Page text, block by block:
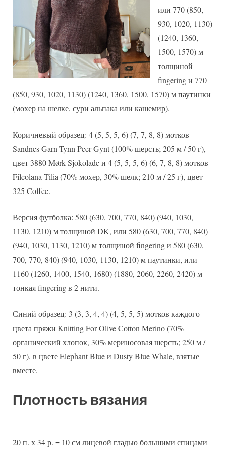
или 770 (850,
930, 1020, 1130)
(1240, 1360,
1500, 1570) м
толщиной
fingering и 770
(850, 930, 1020, 1130) (1240, 1360, 1500, 1570) м паутинки
(мохер на шелке, сури альпака или кашемир).
Коричневый образец: 4 (5, 5, 5, 6) (7, 7, 8, 8) мотков
Sandnes Garn Tynn Peer Gynt (100% шерсть; 205 м / 50 г),
цвет 3880 Mørk Sjokolade и 4 (5, 5, 5, 6) (6, 7, 8, 8) мотков
Filcolana Tilia (70% мохер, 30% шелк; 210 м / 25 г), цвет
325 Coffee.
Версия футболка: 580 (630, 700, 770, 840) (940, 1030,
1130, 1210) м толщиной DK, или 580 (630, 700, 770, 840)
(940, 1030, 1130, 1210) м толщиной fingering и 580 (630,
700, 770, 840) (940, 1030, 1130, 1210) м паутинки, или
1160 (1260, 1400, 1540, 1680) (1880, 2060, 2260, 2420) м
тонкая fingering в 2 нити.
Синий образец: 3 (3, 3, 4, 4) (4, 5, 5, 5) мотков каждого
цвета пряжи Knitting For Olive Cotton Merino (70%
органический хлопок, 30% мериносовая шерсть; 250 м /
50 г), в цвете Elephant Blue и Dusty Blue Whale, взятые
вместе.
Плотность вязания
20 п. х 34 р. = 10 см лицевой гладью большими спицами